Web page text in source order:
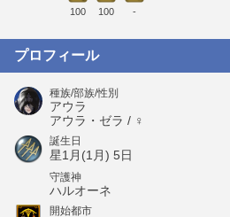
100 100 -
プロフィール
種族/部族/性別
アウラ
アウラ・ゼラ / ♀
誕生日
星1月(1月) 5日
守護神
ハルオーネ
開始都市